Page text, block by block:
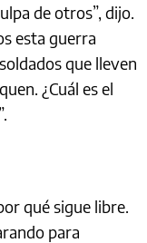
de otros”, dijo.
esta guerra
que lleven
¿Cuál es el
qué sigue libre.
para